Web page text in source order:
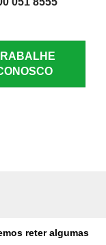
reter algumas